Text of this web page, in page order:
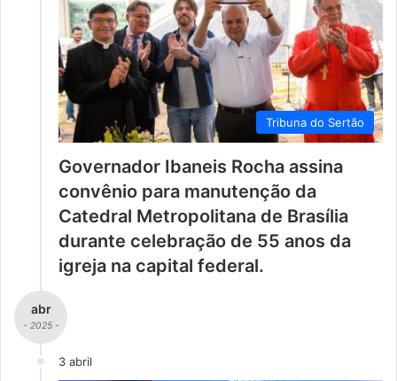
Tribuna do Sertão
Governador Ibaneis Rocha assina
convênio para manutenção da
Catedral Metropolitana de Brasília
durante celebração de 55 anos da
igreja na capital federal.
abr
- 2025 -
3 abril